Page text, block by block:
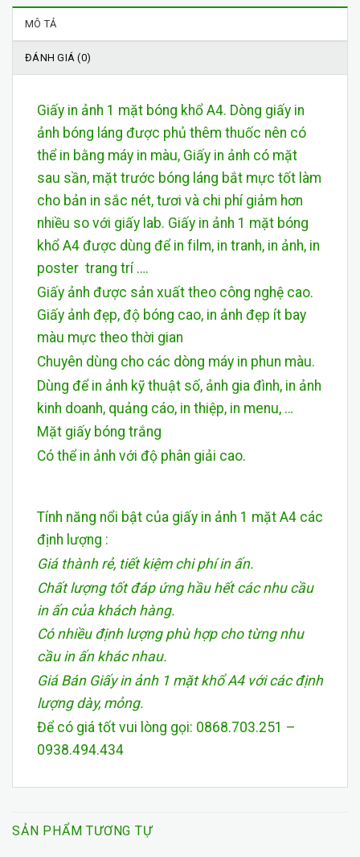
MÔ TẢ
ĐÁNH GIÁ (0)
Giấy in ảnh 1 mặt bóng khổ A4. Dòng giấy in
ảnh bóng láng được phủ thêm thuốc nên có
thể in bằng máy in màu, Giấy in ảnh có mặt
sau sần, mặt trước bóng láng bắt mực tốt làm
cho bản in sắc nét, tươi và chi phí giảm hơn
nhiều so với giấy lab. Giấy in ảnh 1 mặt bóng
khổ A4 được dùng để in film, in tranh, in ảnh, in
poster trang trí ….
Giấy ảnh được sản xuất theo công nghệ cao.
Giấy ảnh đẹp, độ bóng cao, in ảnh đẹp ít bay
màu mực theo thời gian
Chuyên dùng cho các dòng máy in phun màu.
Dùng để in ảnh kỹ thuật số, ảnh gia đình, in ảnh
kinh doanh, quảng cáo, in thiệp, in menu, …
Mặt giấy bóng trắng
Có thể in ảnh với độ phân giải cao.
Tính năng nổi bật của giấy in ảnh 1 mặt A4 các
định lượng :
Giá thành rẻ, tiết kiệm chi phí in ấn.
Chất lượng tốt đáp ứng hầu hết các nhu cầu
in ấn của khách hàng.
Có nhiều định lượng phù hợp cho từng nhu
cầu in ấn khác nhau.
Giá Bán Giấy in ảnh 1 mặt khổ A4 với các định
lượng dày, mỏng.
Để có giá tốt vui lòng gọi: 0868.703.251 –
0938.494.434
SẢN PHẨM TƯƠNG TỰ